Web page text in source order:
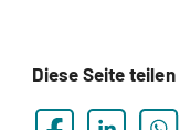
Diese Seite teilen